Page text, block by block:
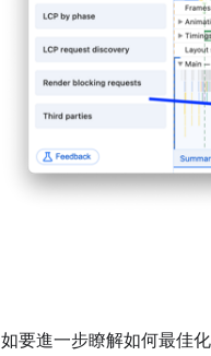
如要進一步瞭解如何最佳